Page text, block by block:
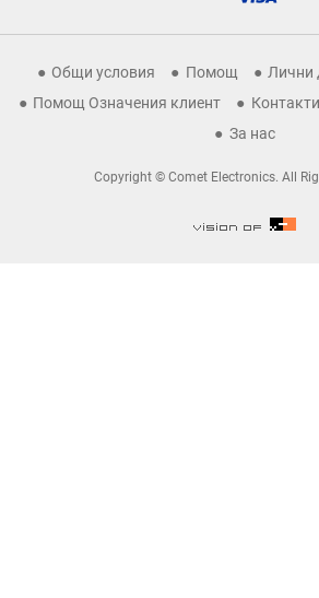
Общи условия Помощ
Лични
Помощ Означения клиент
Контакти
За нас
Copyright © Comet Electronics. All